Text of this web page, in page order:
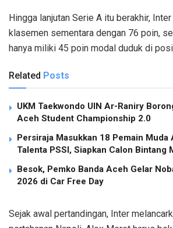
Hingga lanjutan Serie A itu berakhir,
klasemen sementara dengan 76 poin,
hanya miliki 45 poin modal duduk di
Related Posts
UKM Taekwondo UIN Ar-Raniry
Aceh Student Championship 2.0
Persiraja Masukkan 18 Pemain Muda
Talenta PSSI, Siapkan Calon Bintang
Besok, Pemko Banda Aceh Gelar
2026 di Car Free Day
Sejak awal pertandingan, Inter